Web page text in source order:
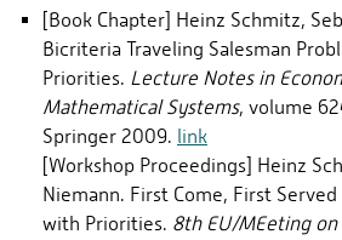
[Book Chapter] Heinz Schmitz,
Bicriteria Traveling Salesman
Priorities. Lecture Notes in
Mathematical Systems, volume
Springer 2009. link
[Workshop Proceedings] Heinz
Niemann. First Come, First
with Priorities. 8th EU/MEeting